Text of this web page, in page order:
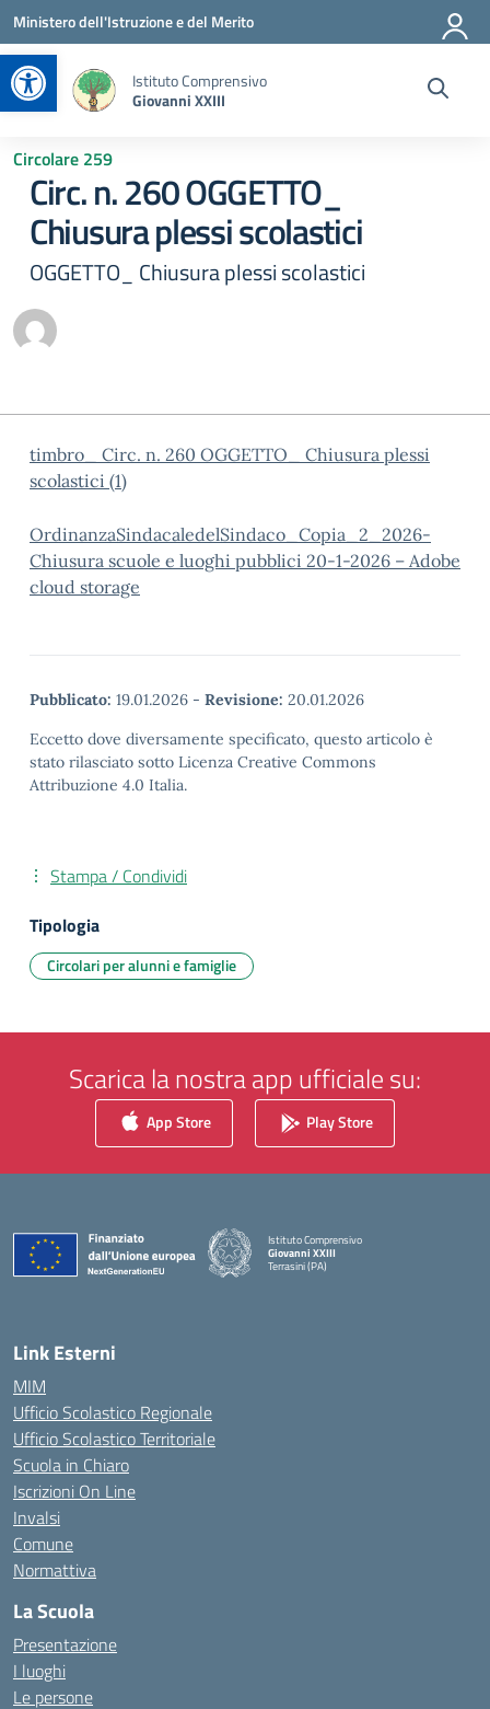
Apri la barra degli strumenti
Vai ai contenuti
Vai al menu di navigazione
Vai al footer
Ministero dell'Istruzione e del Merito
Istituto Comprensivo
Giovanni XXIII
Circolare 259
Circ. n. 260 OGGETTO_
Chiusura plessi scolastici
OGGETTO_ Chiusura plessi scolastici
timbro_ Circ. n. 260 OGGETTO_ Chiusura plessi
scolastici (1)
OrdinanzaSindacaledelSindaco_Copia_2_2026-
Chiusura scuole e luoghi pubblici 20-1-2026 – Adobe
cloud storage
Pubblicato: 19.01.2026 - Revisione: 20.01.2026
Eccetto dove diversamente specificato, questo articolo è
stato rilasciato sotto Licenza Creative Commons
Attribuzione 4.0 Italia.
Stampa / Condividi
Tipologia
Circolari per alunni e famiglie
Scarica la nostra app ufficiale su:
App Store Play Store
Istituto Comprensivo
Giovanni XXIII
Terrasini (PA)
Link Esterni
MIM
Ufficio Scolastico Regionale
Ufficio Scolastico Territoriale
Scuola in Chiaro
Iscrizioni On Line
Invalsi
Comune
Normattiva
La Scuola
Presentazione
I luoghi
Le persone